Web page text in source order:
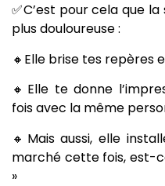
✅C’est pour cela que
plus douloureuse :
🔸Elle brise tes repères
🔸Elle te donne
fois avec la même
🔸Mais aussi, elle
marché cette fois, est-
»